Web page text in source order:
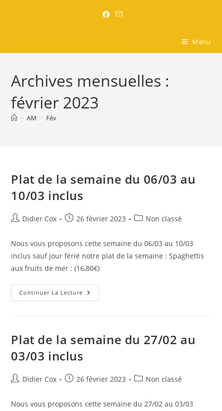
Menu
Archives mensuelles :
février 2023
> AM > Fév
Plat de la semaine du 06/03 au
10/03 inclus
Didier Cox 26 février 2023 Non classé
Nous vous proposons cette semaine du 06/03 au 10/03
inclus sauf jour férié notre plat de la semaine : Spaghettis
aux fruits de mer : (16,80€)
Continuer La Lecture
Plat de la semaine du 27/02 au
03/03 inclus
Didier Cox 26 février 2023 Non classé
Nous vous proposons cette semaine du 27/02 au 03/03